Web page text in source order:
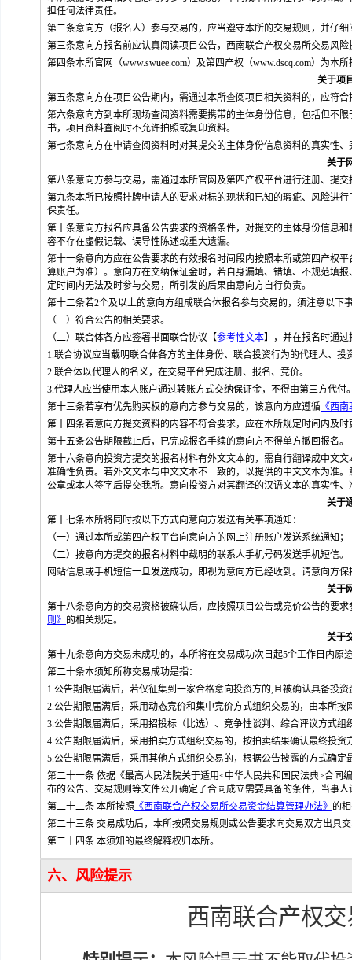
担任何法律责任。
第二条意向方（报名人）参与交易的，应当遵守本所的交易规则，并仔细
第三条意向方报名前应认真阅读项目公告，西南联合产权交易所交易风
第四条本所官网（www.swuee.com）及第四产权（www.dscq.com）为
关于项
第五条意向方在项目公告期内，需通过本所查阅项目相关资料的，应符
第六条意向方到本所现场查阅资料需要携带的主体身份信息，包括但不
书，项目资料查阅时不允许拍照或复印资料。
第七条意向方在申请查阅资料时对其提交的主体身份信息资料的真实性
关于
第八条意向方参与交易，需通过本所官网及第四产权平台进行注册、提交
第九条本所已按照挂牌申请人的要求对标的现状和已知的瑕疵、风险进
保责任。
第十条意向方报名应具备公告要求的资格条件，对提交的主体身份信息
容不存在虚假记载、误导性陈述或重大遗漏。
第十一条意向方应在公告要求的有效报名时间段内按照本所或第四产权
算账户为准）。意向方在交纳保证金时，若自身漏填、错填、不规范填
定时间内无法及时参与交易，所引发的后果由意向方自行负责。
第十二条若2个及以上的意向方组成联合体报名参与交易的，须注意以下
（一）符合公告的相关要求。
（二）联合体各方应签署书面联合协议【参考性文本】，并在报名时通过
1.联合协议应当载明联合体各方的主体身份、联合投资行为的代理人、
2.联合体以代理人的名义，在交易平台完成注册、报名、竞价。
3.代理人应当使用本人账户通过转账方式交纳保证金，不得由第三方代付
第十三条若享有优先购买权的意向方参与交易的，该意向方应遵循 《西
第十四条若意向方提交资料的内容不符合要求，应在本所规定时间内及
第十五条公告期限截止后，已完成报名手续的意向方不得单方撤回报名。
第十六条意向投资方提交的报名材料有外文文本的，需自行翻译成中文
准确性负责。若外文文本与中文文本不一致的，以提供的中文文本为准
公章或本人签字后提交我所。意向投资方对其翻译的汉语文本的真实性
关于
第十七条本所将同时按以下方式向意向方发送有关事项通知：
（一）通过本所或第四产权平台向意向方的网上注册账户发送系统通知；
（二）按意向方提交的报名材料中载明的联系人手机号码发送手机短信。
网站信息或手机短信一旦发送成功，即视为意向方已经收到。请意向方
关于
第十八条意向方的交易资格被确认后，应按照项目公告或竞价公告的要
则》 的相关规定。
关于
第十九条意向方交易未成功的，本所将在交易成功次日起5个工作日内原
第二十条本须知所称交易成功是指：
1.公告期限届满后，若仅征集到一家合格意向投资方的,且被确认具备投
2.公告期限届满后，采用动态竞价和集中竞价方式组织交易的，由本所
3.公告期限届满后，采用招投标（比选）、竞争性谈判、综合评议方式
4.公告期限届满后，采用拍卖方式组织交易的，按拍卖结果确认最终投资
5.公告期限届满后，采用其他方式组织交易的，根据公告披露的方式确定
第二十一条 依据《最高人民法院关于适用<中华人民共和国民法典>合同
布的公告、交易规则等文件公开确定了合同成立需要具备的条件，当事
第二十二条 本所按照 《西南联合产权交易所交易资金结算管理办法》 的
第二十三条 交易成功后，本所按照交易规则或公告要求向交易双方出具
第二十四条 本须知的最终解释权归本所。
六、风险提示
西南联合产权